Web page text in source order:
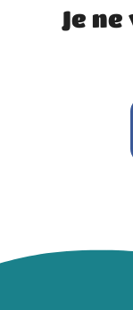
Je